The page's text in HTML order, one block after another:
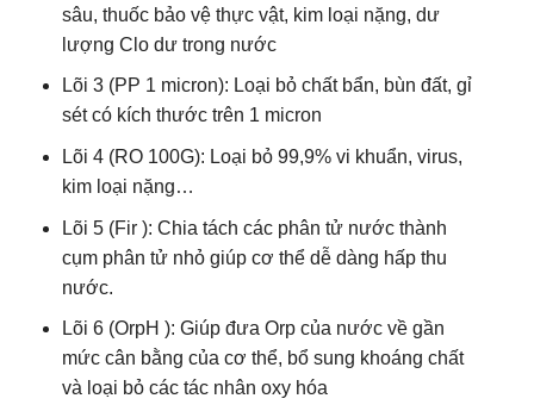
sâu, thuốc bảo vệ thực vật, kim loại nặng, dư
lượng Clo dư trong nước
Lõi 3 (PP 1 micron): Loại bỏ chất bẩn, bùn đất, gỉ
sét có kích thước trên 1 micron
Lõi 4 (RO 100G): Loại bỏ 99,9% vi khuẩn, virus,
kim loại nặng…
Lõi 5 (Fir ): Chia tách các phân tử nước thành
cụm phân tử nhỏ giúp cơ thể dễ dàng hấp thu
nước.
Lõi 6 (OrpH ): Giúp đưa Orp của nước về gần
mức cân bằng của cơ thể, bổ sung khoáng chất
và loại bỏ các tác nhân oxy hóa